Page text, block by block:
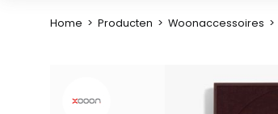
Home > Producten > Woonaccessoires >